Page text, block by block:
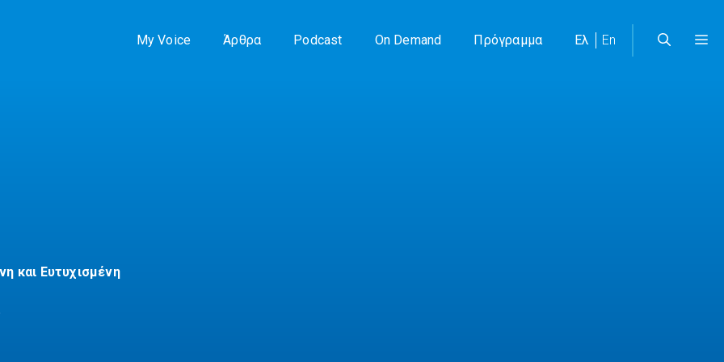
My Voice Άρθρα Podcast On Demand Πρόγραμμα Ελ En
και Ευτυχισμένη